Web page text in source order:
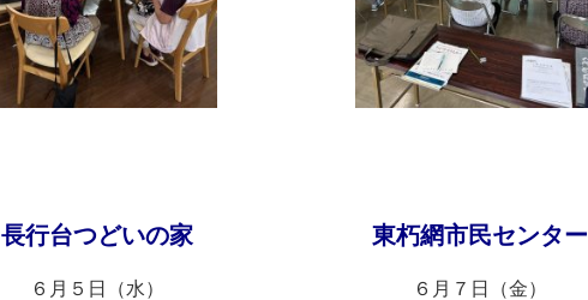
長行台つどいの家
６月５日（水）
東朽網市民センター
６月７日（金）